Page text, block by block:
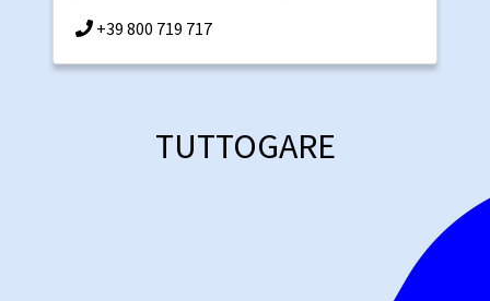
+39 800 719 717
TUTTOGARE